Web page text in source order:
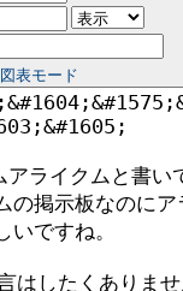
図表モード